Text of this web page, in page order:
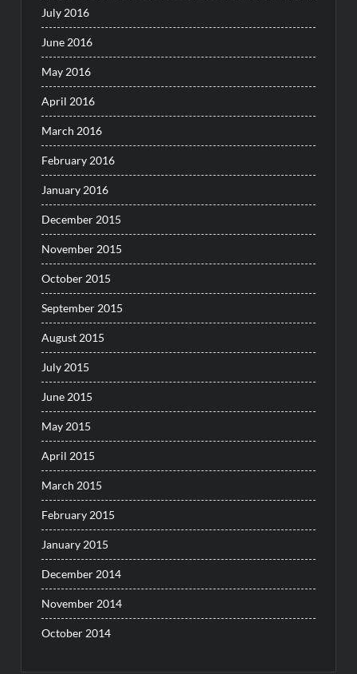
July 2016
June 2016
May 2016
April 2016
March 2016
February 2016
January 2016
December 2015
November 2015
October 2015
September 2015
August 2015
July 2015
June 2015
May 2015
April 2015
March 2015
February 2015
January 2015
December 2014
November 2014
October 2014